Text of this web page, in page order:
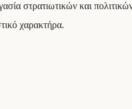
στρατιωτικών και
χαρακτήρα.